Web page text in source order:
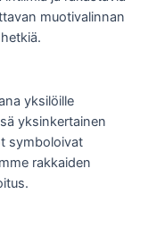
muotivalinnan
yksilöille
yksinkertainen
symboloivat
rakkaiden